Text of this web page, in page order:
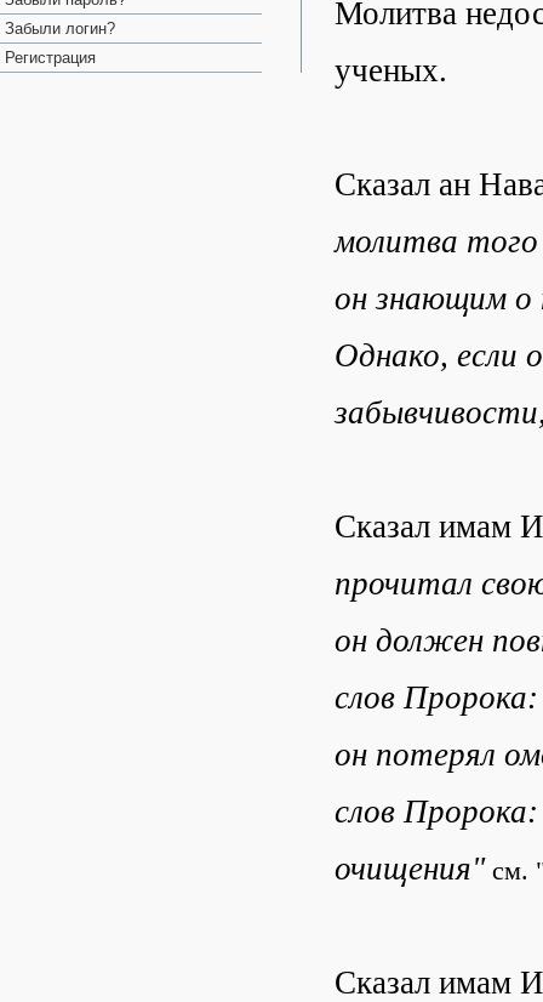
Забыли логин?
Регистрация
Молитва
ученых.
Сказал ан
молитва того
он знающим о
Однако, если
Сказал имам
прочитал
он должен
слов
он потерял
слов
очищения" см.
Сказал имам